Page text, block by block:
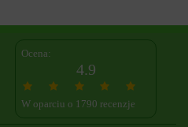
Ocena:
4.9
W oparciu o 1790 recenzje